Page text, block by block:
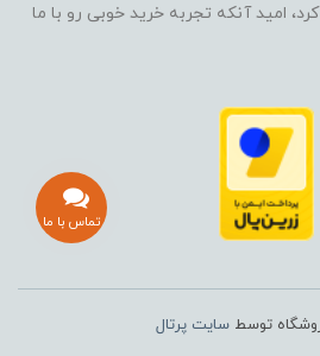
امید آنکه تجربه خرید خوبی رو با ما
توسط سایت پرتال
تماس با ما